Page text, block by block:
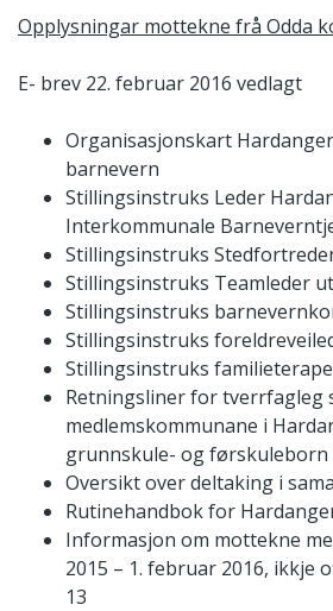
Opplysningar mottekne frå Odda
E- brev 22. februar 2016 vedlagt
Organisasjonskart
barnevern
Stillingsinstruks Leder
Interkommunale
Stillingsinstruks
Stillingsinstruks Teamleder
Stillingsinstruks
Stillingsinstruks
Stillingsinstruks
Retningsliner for tverrfagleg
medlemskommunane i
grunnskule- og førskuleborn
Oversikt over deltaking i
Rutinehandbok for
Informasjon om mottekne
2015 – 1. februar 2016, ikkje
13